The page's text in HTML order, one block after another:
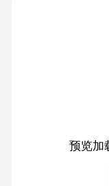
预览加